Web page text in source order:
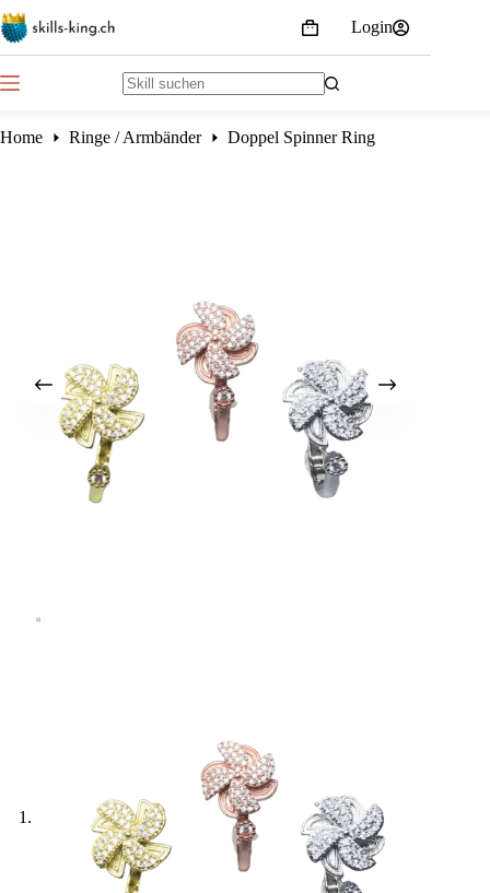
Skip
to
content
Shopping
cart
Login
Home
Ringe / Armbänder Doppel Spinner Ring